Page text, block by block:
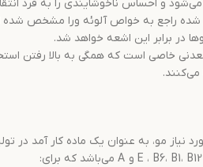
و احساس ناخوشایندی را به فرد
در برابر این اشعه خواهد شد.
می‌کنند.
مو، به عنوان یک ماده کار آمد در